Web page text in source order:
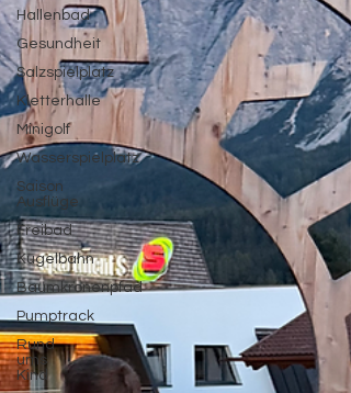
Hallenbad
Gesundheit
Salzspielplatz
Kletterhalle
Minigolf
Wasserspielplatz
Saison
Ausflüge
Freibad
Kugelbahn
Baumkronenpfad
Pumptrack
Rund
ums
Kind